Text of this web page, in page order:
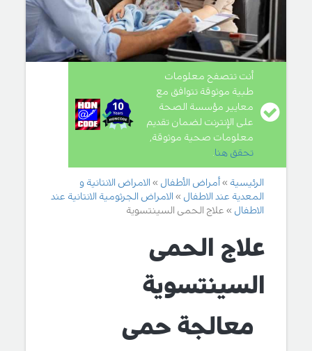
أنت تتصفح معلومات
طبية موثوقة تتوافق مع
معايير مؤسسة الصحة
على الإنترنت لضمان تقديم
معلومات صحية موثوقة,
تحقق هنا.
الرئيسية أمراض الأطفال
الامراض الانتانية و
المعدية عند الاطفال
الامراض الجرثومية الانتانية عند
الاطفال
علاج الحمى السينتسوية
علاج الحمى
السينتسوية
معالجة حمى